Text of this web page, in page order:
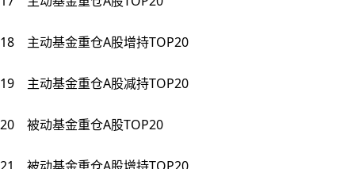
18 主动基金重仓A股增持TOP20
19 主动基金重仓A股减持TOP20
20 被动基金重仓A股TOP20